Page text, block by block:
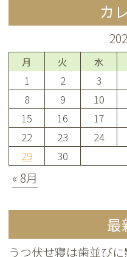
カ
月 火 水
1 2 3
8
9 10
15
16 17
22
23 24
29
30
« 8月
最
うつ伏せ寝は歯並び